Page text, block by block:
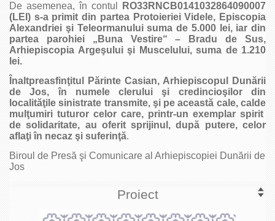
De asemenea, în contul
RO33RNCB0141032864090007
(LEI) s-a primit din parteaProtoieriei Videle, Episcopia
Alexandriei şi Teleormanuluisuma de 5.000 lei, iar din
partea parohiei „Buna Vestire“ – Bradu de Sus,
Arhiepiscopia Argeşului şi Muscelului, suma de1.210
lei.
Înaltpreasfinţitul Părinte Casian, Arhiepiscopul Dunării
de Jos, în numele clerului şi credincioşilor din
localităţile sinistrate transmite, şi pe această cale, calde
mulţumiri tuturor celor care, printr-un exemplar spirit
de solidaritate, au oferit sprijinul, după putere, celor
aflaţi în necaz şi suferinţă.
Biroul de Presă şi Comunicare al Arhiepiscopiei Dunării de
Jos
Proiect